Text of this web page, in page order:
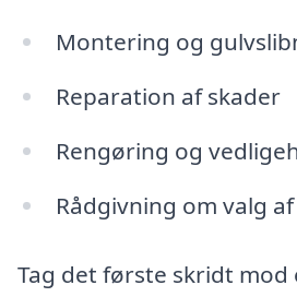
Montering og
Reparation af skader
Rengøring og
Rådgivning om valg
Tag det første skridt